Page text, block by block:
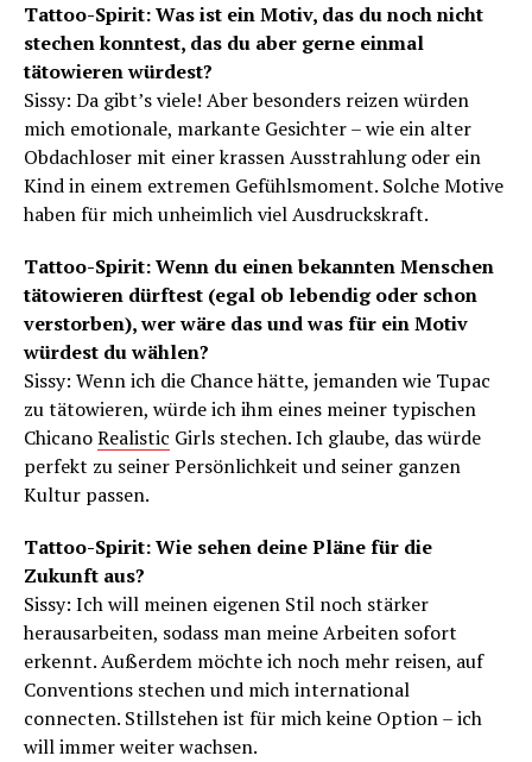
Tattoo-Spirit: Was ist ein Motiv, das du noch nicht
stechen konntest, das du aber gerne einmal
tätowieren würdest?
Sissy: Da gibt’s viele! Aber besonders reizen würden
mich emotionale, markante Gesichter – wie ein alter
Obdachloser mit einer krassen Ausstrahlung oder ein
Kind in einem extremen Gefühlsmoment. Solche Motive
haben für mich unheimlich viel Ausdruckskraft.
Tattoo-Spirit: Wenn du einen bekannten Menschen
tätowieren dürftest (egal ob lebendig oder schon
verstorben), wer wäre das und was für ein Motiv
würdest du wählen?
Sissy: Wenn ich die Chance hätte, jemanden wie Tupac
zu tätowieren, würde ich ihm eines meiner typischen
ChicanoRealistic Girls stechen. Ich glaube, das würde
perfekt zu seiner Persönlichkeit und seiner ganzen
Kultur passen.
Tattoo-Spirit: Wie sehen deine Pläne für die
Zukunft aus?
Sissy: Ich will meinen eigenen Stil noch stärker
herausarbeiten, sodass man meine Arbeiten sofort
erkennt. Außerdem möchte ich noch mehr reisen, auf
Conventions stechen und mich international
connecten. Stillstehen ist für mich keine Option – ich
will immer weiter wachsen.